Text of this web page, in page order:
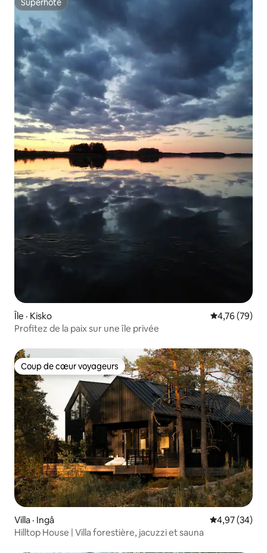
Superhôte
Superhôte
Île · Kisko Note
4,76 (79)
Profitez de la paix sur une île privée
Coup de cœur voyageurs
Coup de cœur voyageurs
Villa · Ingå Note
4,97 (34)
Hilltop House | Villa forestière, jacuzzi et sauna